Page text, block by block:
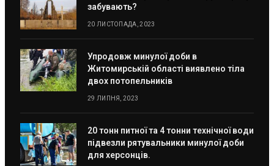
забувають?
20 ЛИСТОПАДА, 2023
Упродовж минулої доби в
Житомирській області виявлено тіла
двох потопельників
29 ЛИПНЯ, 2023
20 тонн питної та 4 тонни технічної води
підвезли рятувальники минулої доби
для херсонців.